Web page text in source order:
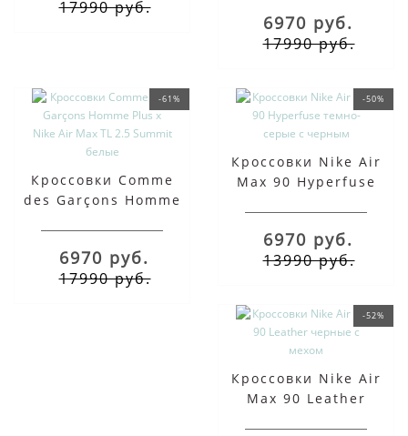
17990 руб.
6970 руб.
17990 руб.
-61%
Кроссовки Comme
des Garçons Homme
6970 руб.
17990 руб.
-50%
Кроссовки Nike Air
Max 90 Hyperfuse
6970 руб.
13990 руб.
-52%
Кроссовки Nike Air
Max 90 Leather